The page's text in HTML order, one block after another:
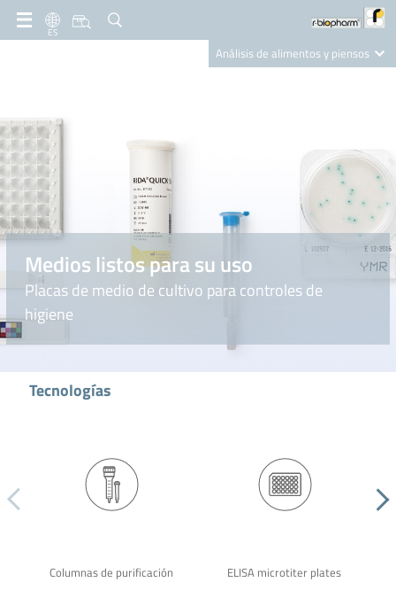
ES
Análisis de alimentos y piensos
Medios listos para su uso
Placas de medio de cultivo para controles de
higiene
Tecnologías
Columnas de purificación ELISA microtiter plates